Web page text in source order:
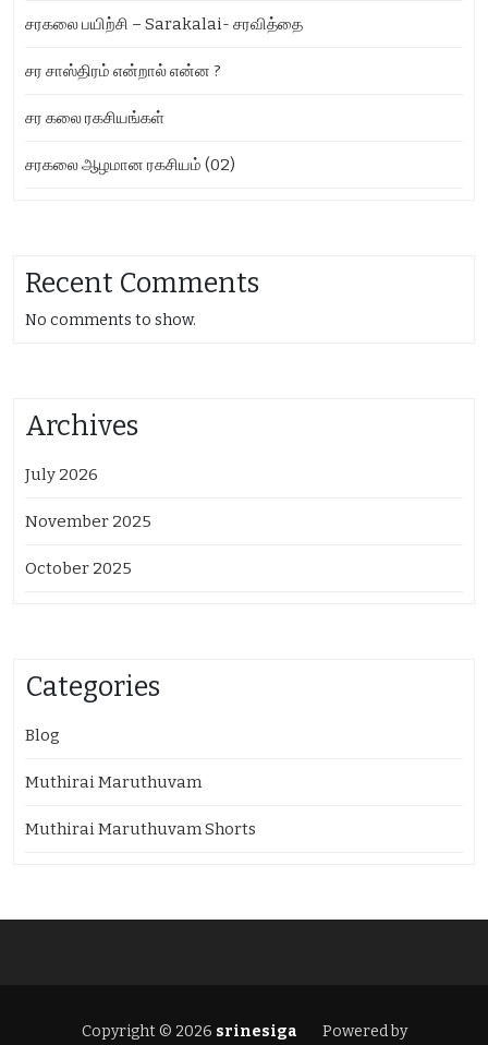
சரகலை பயிற்சி – Sarakalai- சரவித்தை
சர சாஸ்திரம் என்றால் என்ன ?
சர கலை ரகசியங்கள்
சரகலை ஆழமான ரகசியம் (02)
Recent Comments
No comments to show.
Archives
July 2026
November 2025
October 2025
Categories
Blog
Muthirai Maruthuvam
Muthirai Maruthuvam Shorts
Copyright © 2026 srinesiga Powered by